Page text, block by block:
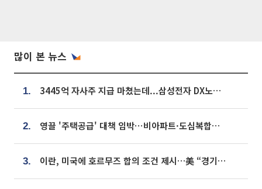
많이 본 뉴스
1. 3445억 자사주 지급 마쳤는데...삼성전자 DX노조, 뒤늦은 '떼쓰기 집회'
2. 영끌 '주택공급' 대책 임박⋯비아파트·도심복합까지 총동원
3. 이란, 미국에 호르무즈 합의 조건 제시…美 “경기 아직 안 끝나” [종합]